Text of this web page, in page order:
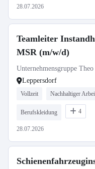
28.07.2026
Teamleiter
MSR (m/w/d)
Unternehmensgruppe
Leppersdorf
Vollzeit Nachhaltiger
Berufskleidung 4
28.07.2026